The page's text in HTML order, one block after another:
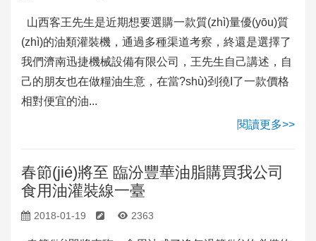
山西客王先生是近期想要選購一款質(zhì)量優(yōu)質
(zhì)的油類灌裝機，通過多種渠道考察，終還是選擇了
我們濟南迅捷機械設備有限公司，王先生自己講述，自
己的朋友也在做糧油生意，在當?shù)刭徺I了一款價格
相對便宜的油...
閱讀更多>>
春節(jié)將至 臨汾豐華油脂購買我公司
食用油灌裝線一臺
2018-01-19 2363